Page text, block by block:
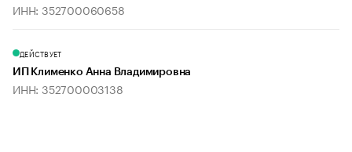
ИНН: 352700060658
ДЕЙСТВУЕТ
ИП Клименко Анна Владимировна
ИНН: 352700003138